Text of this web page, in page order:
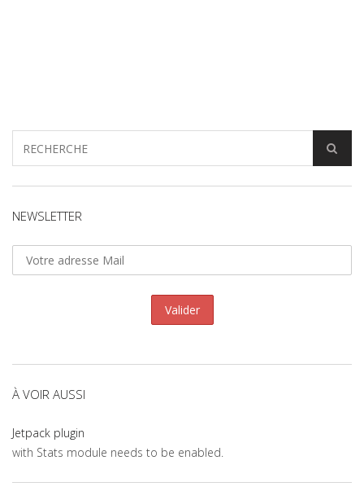
NEWSLETTER
À VOIR AUSSI
Jetpack plugin
with Stats module needs to be enabled.